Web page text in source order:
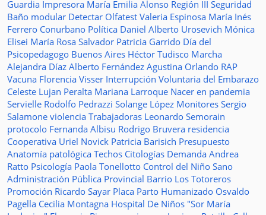
Guardia Impresora María Emilia Alonso Región III Seguridad
Baño modular Detectar Olfatest Valeria Espinosa María Inés
Ferrero Conurbano Política Daniel Alberto Urosevich Mónica
Elisei María Rosa Salvador Patricia Garrido Día del
Psicopedagogo Buenos Aires Héctor Tudisco Marcha
Alejandra Díaz Alberto Fernández Agustina Orlando RAP
Vacuna Florencia Visser Interrupción Voluntaria del Embarazo
Celeste Lujan Peralta Mariana Larroque Nacer en pandemia
Servielle Rodolfo Pedrazzi Solange López Monitores Sergio
Salamone violencia Trabajadoras Leonardo Semorain
protocolo Fernanda Albisu Rodrigo Bruvera residencia
Cooperativa Uriel Novick Patricia Barisich Presupuesto
Anatomía patológica Techos Citologías Demanda Andrea
Ratto Psicología Paola Tonellotto Control del Niño Sano
Administración Pública Provincial Barrio Los Totoreros
Promoción Ricardo Sayar Placa Parto Humanizado Osvaldo
Pagella Cecilia Montagna Hospital De Niños "Sor María